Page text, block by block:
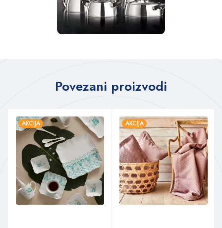
Povezani proizvodi
AKCIJA AKCIJA